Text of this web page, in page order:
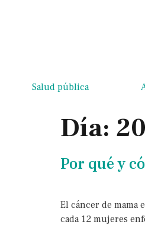
Salud pública
Día:
Por qué y
El cáncer de mama
cada 12 mujeres